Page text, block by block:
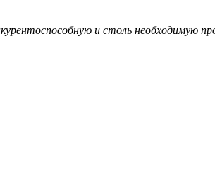
и столь необходимую